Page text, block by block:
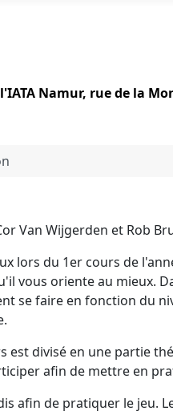
Namur, rue de la
Van Wijgerden et Rob
lors du 1er cours de
vous oriente au mieux.
se faire en fonction du
est divisé en une partie
afin de mettre en
afin de pratiquer le jeu.